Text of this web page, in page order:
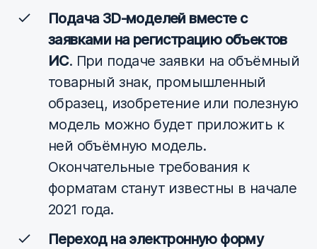
Подача 3D-моделей вместе с
заявками на регистрацию объектов
ИС. При подаче заявки на объёмный
товарный знак, промышленный
образец, изобретение или полезную
модель можно будет приложить к
ней объёмную модель.
Окончательные требования к
форматам станут известны в начале
2021 года.
Переход на электронную форму